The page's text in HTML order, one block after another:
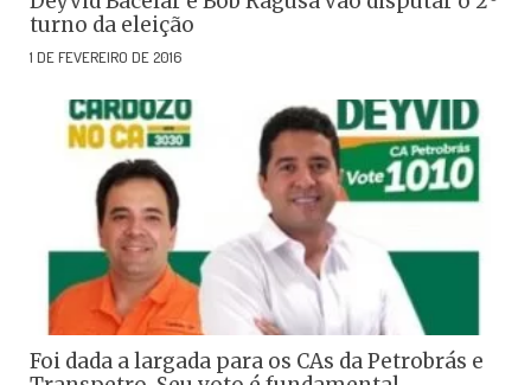
turno da eleição
1 DE FEVEREIRO DE 2016
Foi dada a largada para os CAs da Petrobrás e